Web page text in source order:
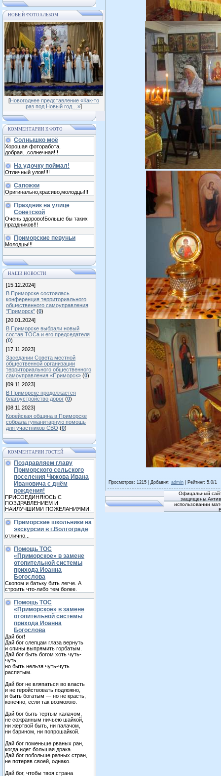
НОВЫЙ ФОТОАЛЬБОМ
[Новогоднее представление «Как-то
раз под Новый год…»]
КОММЕНТАРИИ К ФОТО
Солнышко моё
Хорошая фоторабота,
добрая...солнечная!!!
На удочку поймал!
Отличный улов!!!!
Сапожки
Оригинально,красиво,молодцы!!!
Праздник на улице
Советской
Очень здорово!Больше бы таких
праздников!!!
Приморские певуньи
Молодцы!!!
НАШИ НОВОСТИ
[15.12.2024]
В Приморске состоялась
конференция территориального
общественного самоуправления
"Приморск" (0)
[20.01.2024]
В Приморске выбрали новый
состав ТОСа и его председателя
(0)
[17.11.2023]
Заседании Совета местной
общественной организации
территориального общественного
самоуправления «Приморск» (0)
[09.11.2023]
В Приморске продолжается
благоустройство дорог (0)
[08.11.2023]
Корейская община в Приморске
собрала гуманитарную помощь
для участников СВО (0)
КОММЕНТАРИИ ГОСТЕЙ
Поздравляем главу
Приморского сельского
поселения Чижова Ивана
Ивановича с днём
рождения!
ПРИСОЕДИНЯЮСЬ С
ПОЗДРАВЛЕНИЕМ И
НАИЛУЧШИМИ ПОЖЕЛАНИЯМИ.
Приморские школьники на
экскурсии в г.Волгограде
отлично...
Помощь ТОС
«Приморское» в замене
отопительной системы
прихода Иоанна
Богослова
Скопом и батьку бить легче. А
строить что-либо тем более.
Помощь ТОС
«Приморское» в замене
отопительной системы
прихода Иоанна
Богослова
Дай бог!
Дай бог слепцам глаза вернуть
и спины выпрямить горбатым.
Дай бог быть богом хоть чуть-
чуть,
но быть нельзя чуть-чуть
распятым.
Дай бог не вляпаться во власть
и не геройствовать подложно,
и быть богатым — но не красть,
конечно, если так возможно.
Дай бог быть тертым калачом,
не сожранным ничьею шайкой,
ни жертвой быть, ни палачом,
ни барином, ни попрошайкой.
Дай бог поменьше рваных ран,
когда идет большая драка.
Дай бог побольше разных стран,
не потеряв своей, однако.
Дай бог, чтобы твоя страна
Просмотров: 1215 | Добавил: admin Рейтинг: 5.0/1
Офицальный
использовании